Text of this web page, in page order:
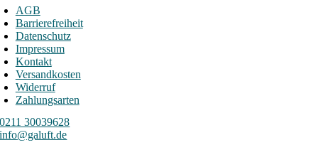
AGB
Barrierefreiheit
Datenschutz
Impressum
Kontakt
Versandkosten
Widerruf
Zahlungsarten
0211 30039628
info@galuft.de